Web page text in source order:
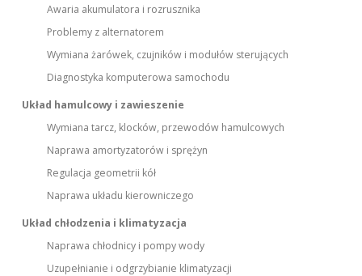
Awaria akumulatora i rozrusznika
Problemy z alternatorem
Wymiana żarówek, czujników i modułów sterujących
Diagnostyka komputerowa samochodu
Układ hamulcowy i zawieszenie
Wymiana tarcz, klocków, przewodów hamulcowych
Naprawa amortyzatorów i sprężyn
Regulacja geometrii kół
Naprawa układu kierowniczego
Układ chłodzenia i klimatyzacja
Naprawa chłodnicy i pompy wody
Uzupełnianie i odgrzybianie klimatyzacji